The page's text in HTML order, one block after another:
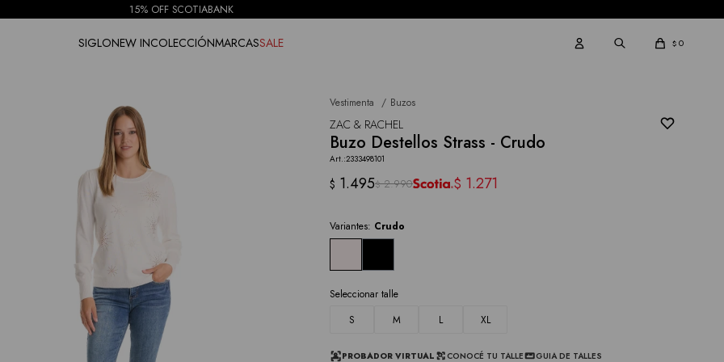
15% OFF SCOTIABANK
SIGLONEW INCOLECCIÓNMARCASSALE $ 0
Vestimenta Buzos
ZAC & RACHEL
Buzo Destellos Strass - Crudo
2333498101
$ 1.495$ 2.990 $ 1.271
Variantes: Crudo
Seleccionar talle
S
M L XL
PROBADOR VIRTUAL CONOCÉ TU TALLE GUIA DE TALLES
NOTIFICARME